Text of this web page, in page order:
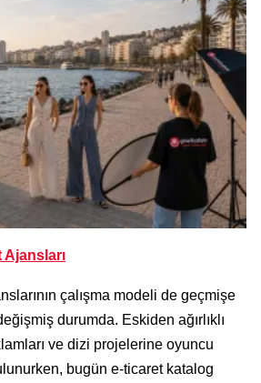
Ajansları
çalışma modeli de geçmişe
durumda. Eskiden ağırlıklı
ve dizi projelerine oyuncu
bugün e-ticaret katalog